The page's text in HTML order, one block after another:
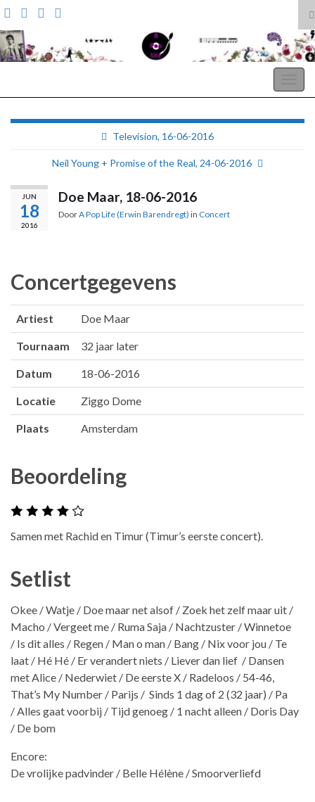
Search for:
Television, 16-06-2016
Neil Young + Promise of the Real, 24-06-2016
JUN
18
2016
Doe Maar, 18-06-2016
DoorA Pop Life (Erwin Barendregt) in Concert
Concertgegevens
Artiest Doe Maar
Tournaam 32 jaar later
Datum 18-06-2016
Locatie Ziggo Dome
Plaats Amsterdam
Beoordeling
Samen met Rachid en Timur (Timur’s eerste concert).
Setlist
Okee / Watje / Doe maar net alsof / Zoek het zelf maar uit /
Macho / Vergeet me / Ruma Saja / Nachtzuster / Winnetoe
/ Is dit alles / Regen / Man o man / Bang / Nix voor jou / Te
laat / Hé Hé / Er verandert niets / Liever dan lief / Dansen
met Alice / Nederwiet / De eerste X / Radeloos / 54-46,
That’s My Number / Parijs / Sinds 1 dag of 2 (32 jaar) / Pa
/ Alles gaat voorbij / Tijd genoeg / 1 nacht alleen / Doris Day
/ De bom
Encore:
De vrolijke padvinder / Belle Hélène / Smoorverliefd